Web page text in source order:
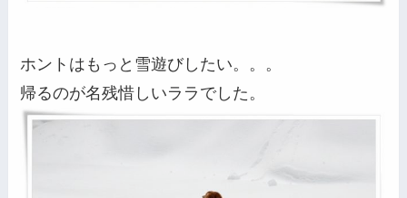
ホントはもっと雪遊びしたい。。。
帰るのが名残惜しいララでした。